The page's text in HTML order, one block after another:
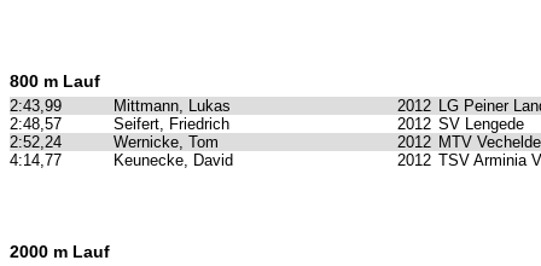
800 m Lauf
2:43,99 Mittmann, Lukas 2012 LG Peiner
2:48,57
Seifert, Friedrich 2012 SV Lengede
2:52,24
Wernicke, Tom 2012 MTV Vechelde
4:14,77
Keunecke, David 2012 TSV Arminia
2000 m Lauf